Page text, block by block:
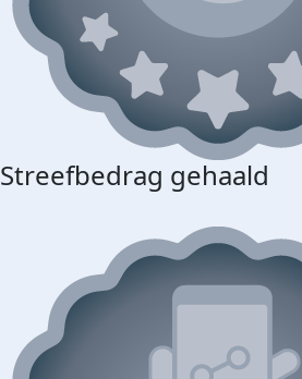
Streefbedrag gehaald